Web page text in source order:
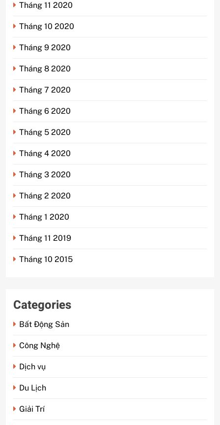
Tháng 11 2020
Tháng 10 2020
Tháng 9 2020
Tháng 8 2020
Tháng 7 2020
Tháng 6 2020
Tháng 5 2020
Tháng 4 2020
Tháng 3 2020
Tháng 2 2020
Tháng 1 2020
Tháng 11 2019
Tháng 10 2015
Categories
Bất Động Sản
Công Nghệ
Dịch vụ
Du Lịch
Giải Trí